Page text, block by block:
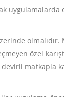
uygulamalarda
özel
matkapla